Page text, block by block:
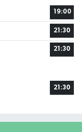
19:00
21:30
21:30
21:30